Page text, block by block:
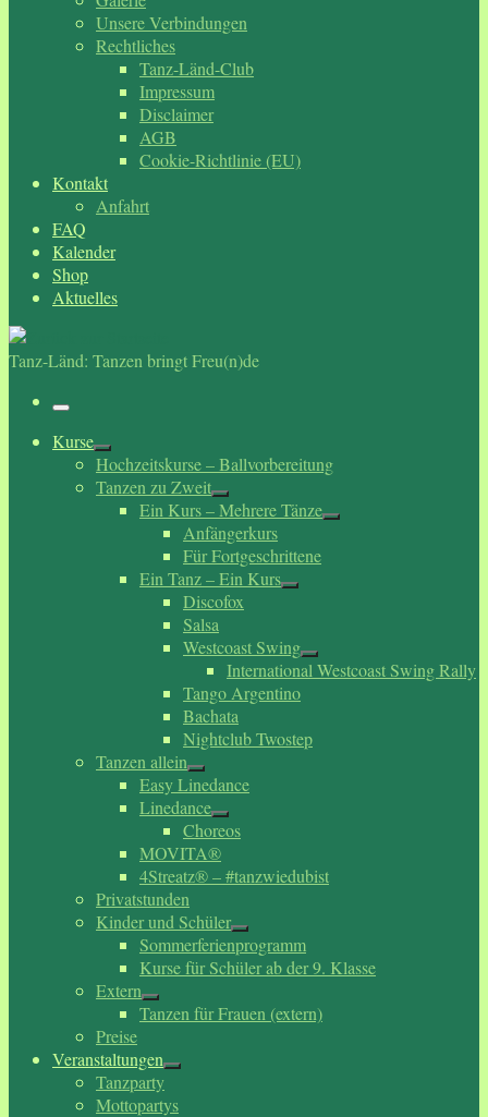
Unsere Verbindungen
Rechtliches
Tanz-Länd-Club
Impressum
Disclaimer
AGB
Cookie-Richtlinie (EU)
Kontakt
Anfahrt
FAQ
Kalender
Shop
Aktuelles
Tanz-Länd: Tanzen bringt Freu(n)de
Menü
Kurse
Hochzeitskurse – Ballvorbereitung
Tanzen zu Zweit
Ein Kurs – Mehrere Tänze
Anfängerkurs
Für Fortgeschrittene
Ein Tanz – Ein Kurs
Discofox
Salsa
Westcoast Swing
International Westcoast Swing Rally
Tango Argentino
Bachata
Nightclub Twostep
Tanzen allein
Easy Linedance
Linedance
Choreos
MOVITA®
4Streatz® – #tanzwiedubist
Privatstunden
Kinder und Schüler
Sommerferienprogramm
Kurse für Schüler ab der 9. Klasse
Extern
Tanzen für Frauen (extern)
Preise
Veranstaltungen
Tanzparty
Mottopartys